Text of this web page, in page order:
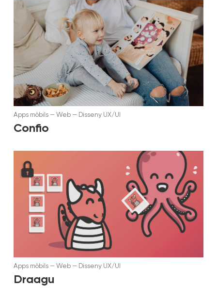
Apps mòbils — Web — Disseny UX/UI
Confio
Apps mòbils — Web — Disseny UX/UI
Draagu